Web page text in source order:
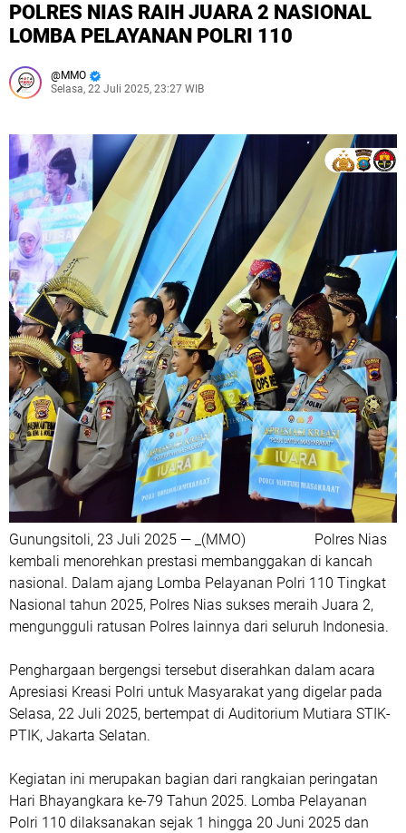
POLRES NIAS RAIH JUARA 2 NASIONAL
LOMBA PELAYANAN POLRI 110
MMO
Selasa, 22 Juli 2025, 23:27 WIB
Gunungsitoli, 23 Juli 2025 — _(MMO) Polres Nias
kembali menorehkan prestasi membanggakan di kancah
nasional. Dalam ajang Lomba Pelayanan Polri 110 Tingkat
Nasional tahun 2025, Polres Nias sukses meraih Juara 2,
mengungguli ratusan Polres lainnya dari seluruh Indonesia.
Penghargaan bergengsi tersebut diserahkan dalam acara
Apresiasi Kreasi Polri untuk Masyarakat yang digelar pada
Selasa, 22 Juli 2025, bertempat di Auditorium Mutiara STIK-
PTIK, Jakarta Selatan.
Kegiatan ini merupakan bagian dari rangkaian peringatan
Hari Bhayangkara ke-79 Tahun 2025. Lomba Pelayanan
Polri 110 dilaksanakan sejak 1 hingga 20 Juni 2025 dan